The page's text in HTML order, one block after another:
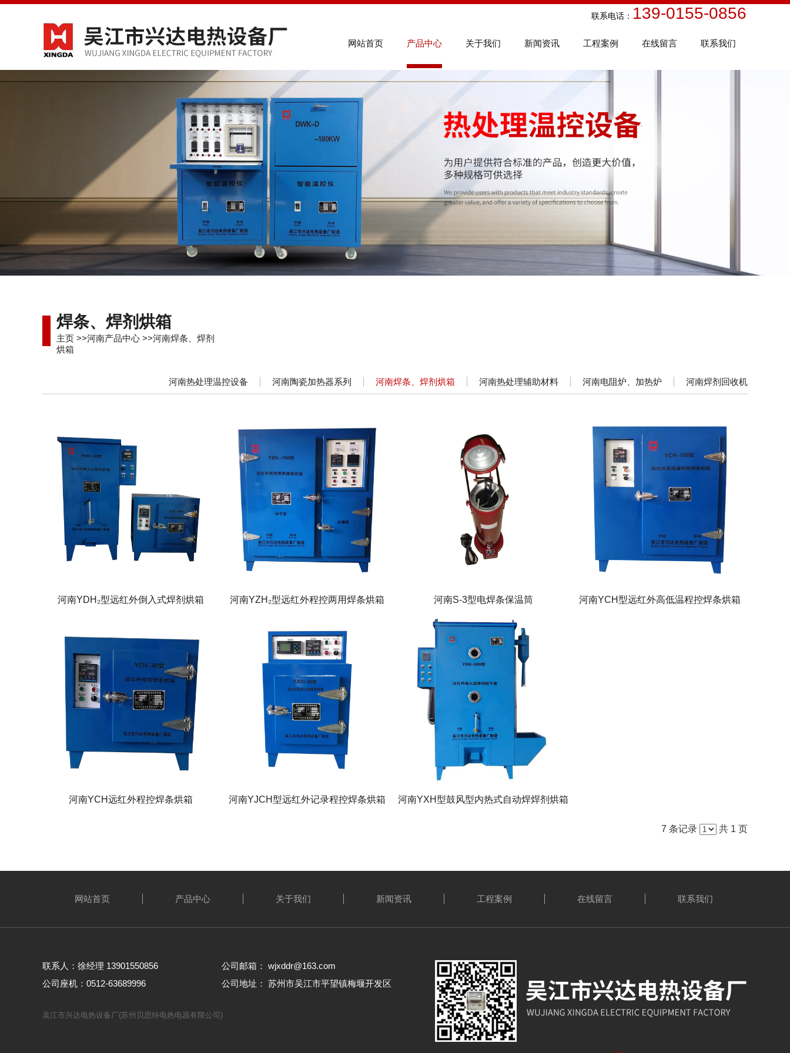
联系电话： 139-0155-0856
网站首页 产品中心 关于我们 新闻资讯 工程案例 在线留言 联系我们
焊条、焊剂烘箱
主页 >>河南产品中心 >>河南焊条、焊剂
烘箱
河南热处理温控设备 河南陶瓷加热器系列 河南焊条、焊剂烘箱 河南热处理辅助材料 河南电阻炉、加热炉 河南焊剂回收机
河南YDH₂型远红外倒入式焊剂烘箱 河南YZH₂型远红外程控两用焊条烘箱 河南S-3型电焊条保温筒 河南YCH型远红外高低温程控焊条烘箱
河南YCH远红外程控焊条烘箱 河南YJCH型远红外记录程控焊条烘箱 河南YXH型鼓风型内热式自动焊焊剂烘箱
7 条记录 共 1 页
网站首页 产品中心 关于我们 新闻资讯 工程案例 在线留言 联系我们
联系人：徐经理 13901550856
公司邮箱： wjxddr@163.com
公司座机：0512-63689996
公司地址： 苏州市吴江市平望镇梅堰开发区
吴江市兴达电热设备厂(苏州贝思特电热电器有限公司)